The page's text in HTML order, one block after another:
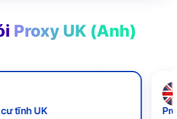
Proxy UK (Anh)
tĩnh UK